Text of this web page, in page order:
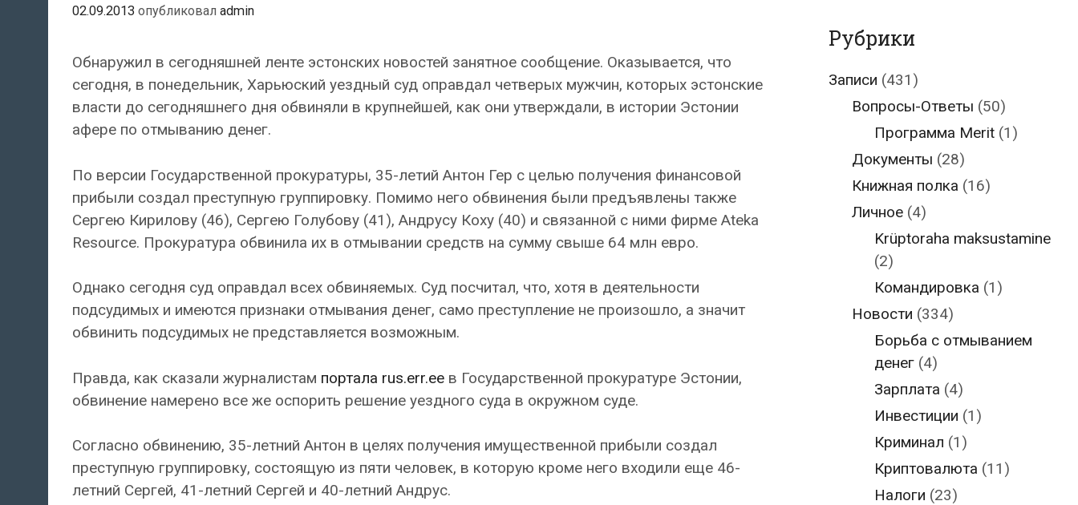
02.09.2013 опубликовал admin
Обнаружил в сегодняшней ленте эстонских новостей занятное сообщение. Оказывается, что
сегодня, в понедельник, Харьюский уездный суд оправдал четверых мужчин, которых эстонские
власти до сегодняшнего дня обвиняли в крупнейшей, как они утверждали, в истории Эстонии
афере по отмыванию денег.
По версии Государственной прокуратуры, 35-летий Антон Гер с целью получения финансовой
прибыли создал преступную группировку. Помимо него обвинения были предъявлены также
Сергею Кирилову (46), Сергею Голубову (41), Андрусу Коху (40) и связанной с ними фирме Ateka
Resource. Прокуратура обвинила их в отмывании средств на сумму свыше 64 млн евро.
Однако сегодня суд оправдал всех обвиняемых. Суд посчитал, что, хотя в деятельности
подсудимых и имеются признаки отмывания денег, само преступление не произошло, а значит
обвинить подсудимых не представляется возможным.
Правда, как сказали журналистам портала rus.err.ee в Государственной прокуратуре Эстонии,
обвинение намерено все же оспорить решение уездного суда в окружном суде.
Согласно обвинению, 35-летний Антон в целях получения имущественной прибыли создал
преступную группировку, состоящую из пяти человек, в которую кроме него входили еще 46-
летний Сергей, 41-летний Сергей и 40-летний Андрус.
Рубрики
Записи (431)
Вопросы-Ответы (50)
Программа Merit (1)
Документы (28)
Книжная полка (16)
Личное(4)
Krüptoraha maksustamine
(2)
Командировка (1)
Новости (334)
Борьба с отмыванием
денег (4)
Зарплата (4)
Инвестиции (1)
Криминал (1)
Криптовалюта (11)
Налоги (23)